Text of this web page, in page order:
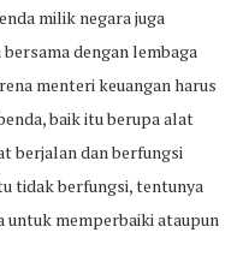
milik negara juga
dengan lembaga
menteri keuangan harus
baik itu berupa alat
berjalan dan berfungsi
tidak berfungsi, tentunya
untuk memperbaiki ataupun